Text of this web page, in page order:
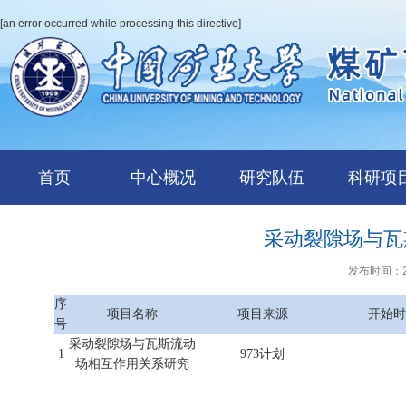
[an error occurred while processing this directive]
首页 中心概况 研究队伍 科研项
采动裂隙场与
发布时间
序
号
项目名称 项目来源 开始
1
采动裂隙场与瓦斯流动
场相互作用关系研究
973计划